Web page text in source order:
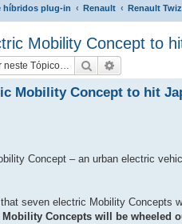
híbridos plug-in Renault Renault
Mobility Concept to
Pesquisar
Mobility Concept to hit
Concept – an urban electric
seven electric Mobility Concepts
Concepts will be wheeled